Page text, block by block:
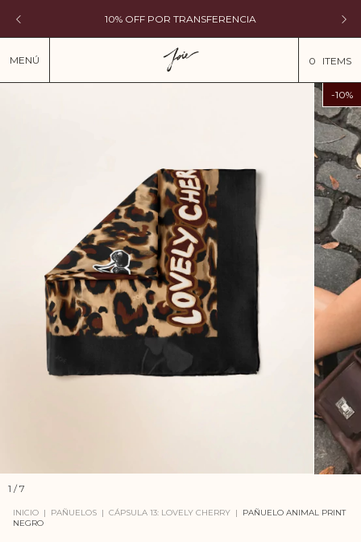
10% OFF POR TRANSFERENCIA
MENÚ 0 ITEMS
-10%
1 /7
INICIO | PAÑUELOS | CÁPSULA 13: LOVELY CHERRY |
PAÑUELO ANIMAL PRINT
NEGRO